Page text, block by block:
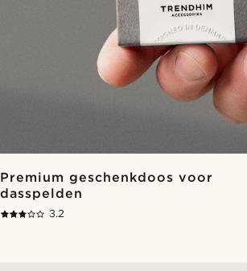
Premium geschenkdoos voor
dasspelden
3.2